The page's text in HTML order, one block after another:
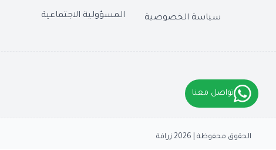
سياسة الخصوصية المسؤولية الاجتماعية
الحقوق محفوظة | 2026 زرافة
تواصل معنا